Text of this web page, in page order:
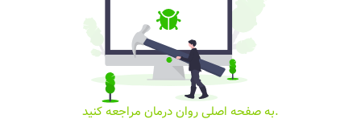
به صفحه اصلی روان درمان مراجعه کنید.